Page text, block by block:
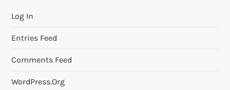
Log In
Entries Feed
Comments Feed
WordPress.org